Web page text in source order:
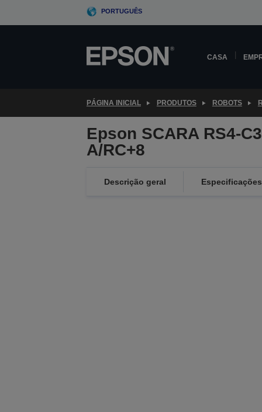
PORTUGUÊS
CASA
PÁGINA INICIAL PRODUTOS ROBOTS
Epson SCARA RS4-
A/RC+8
Descrição geral